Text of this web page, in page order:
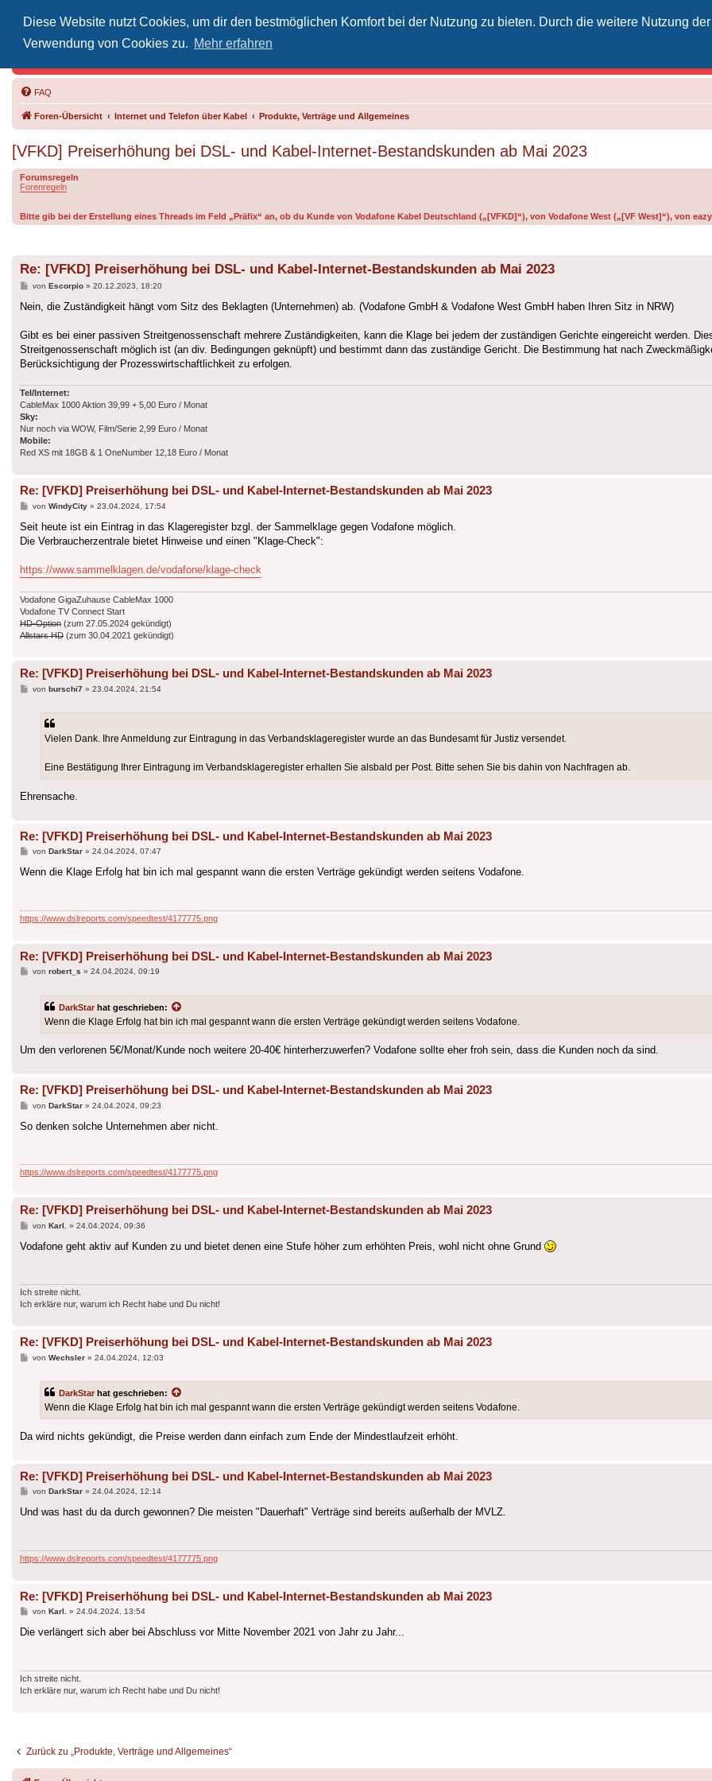
Diese Website nutzt Cookies, um dir den bestmöglichen Komfort bei der Nutzung zu bieten. Durch die weitere Nutzung
Verwendung von Cookies zu. Mehr erfahren
FAQ
Foren-Übersicht Internet und Telefon über Kabel Produkte, Verträge und Allgemeines
[VFKD] Preiserhöhung bei DSL- und Kabel-Internet-Bestandskunden ab Mai 2023
Forumsregeln
Forenregeln
Bitte gib bei der Erstellung eines Threads im Feld „Präfix“ an, ob du Kunde von Vodafone Kabel Deutschland („[VFKD]“), von Vodafone West („[VF West]“), von
Re: [VFKD] Preiserhöhung bei DSL- und Kabel-Internet-Bestandskunden ab Mai 2023
Beitrag
von Escorpio» 20.12.2023, 18:20
Nein, die Zuständigkeit hängt vom Sitz des Beklagten (Unternehmen) ab. (Vodafone GmbH & Vodafone West GmbH haben Ihren Sitz in NRW)
Gibt es bei einer passiven Streitgenossenschaft mehrere Zuständigkeiten, kann die Klage bei jedem der zuständigen Gerichte eingereicht werden.
Streitgenossenschaft möglich ist (an div. Bedingungen geknüpft) und bestimmt dann das zuständige Gericht. Die Bestimmung hat nach
Berücksichtigung der Prozesswirtschaftlichkeit zu erfolgen.
Tel/Internet:
CableMax 1000 Aktion 39,99 + 5,00 Euro / Monat
Sky:
Nur noch via WOW, Film/Serie 2,99 Euro / Monat
Mobile:
Red XS mit 18GB & 1 OneNumber 12,18 Euro / Monat
Re: [VFKD] Preiserhöhung bei DSL- und Kabel-Internet-Bestandskunden ab Mai 2023
Beitrag
von WindyCity» 23.04.2024, 17:54
Seit heute ist ein Eintrag in das Klageregister bzgl. der Sammelklage gegen Vodafone möglich.
Die Verbraucherzentrale bietet Hinweise und einen "Klage-Check":
https://www.sammelklagen.de/vodafone/klage-check
Vodafone GigaZuhause CableMax 1000
Vodafone TV Connect Start
HD-Option (zum 27.05.2024 gekündigt)
Allstars HD (zum 30.04.2021 gekündigt)
Re: [VFKD] Preiserhöhung bei DSL- und Kabel-Internet-Bestandskunden ab Mai 2023
Beitrag
von burschi7» 23.04.2024, 21:54
Vielen Dank. Ihre Anmeldung zur Eintragung in das Verbandsklageregister wurde an das Bundesamt für Justiz versendet.
Eine Bestätigung Ihrer Eintragung im Verbandsklageregister erhalten Sie alsbald per Post. Bitte sehen Sie bis dahin von Nachfragen ab.
Ehrensache.
Re: [VFKD] Preiserhöhung bei DSL- und Kabel-Internet-Bestandskunden ab Mai 2023
Beitrag
von DarkStar» 24.04.2024, 07:47
Wenn die Klage Erfolg hat bin ich mal gespannt wann die ersten Verträge gekündigt werden seitens Vodafone.
https://www.dslreports.com/speedtest/4177775.png
Re: [VFKD] Preiserhöhung bei DSL- und Kabel-Internet-Bestandskunden ab Mai 2023
Beitrag
von robert_s » 24.04.2024, 09:19
DarkStar hat geschrieben:
Wenn die Klage Erfolg hat bin ich mal gespannt wann die ersten Verträge gekündigt werden seitens Vodafone.
Um den verlorenen 5€/Monat/Kunde noch weitere 20-40€ hinterherzuwerfen? Vodafone sollte eher froh sein, dass die Kunden noch da sind.
Re: [VFKD] Preiserhöhung bei DSL- und Kabel-Internet-Bestandskunden ab Mai 2023
Beitrag
von DarkStar» 24.04.2024, 09:23
So denken solche Unternehmen aber nicht.
https://www.dslreports.com/speedtest/4177775.png
Re: [VFKD] Preiserhöhung bei DSL- und Kabel-Internet-Bestandskunden ab Mai 2023
Beitrag
von Karl. » 24.04.2024, 09:36
Vodafone geht aktiv auf Kunden zu und bietet denen eine Stufe höher zum erhöhten Preis, wohl nicht ohne Grund
Ich streite nicht.
Ich erkläre nur, warum ich Recht habe und Du nicht!
Re: [VFKD] Preiserhöhung bei DSL- und Kabel-Internet-Bestandskunden ab Mai 2023
Beitrag
von Wechsler» 24.04.2024, 12:03
DarkStar hat geschrieben:
Wenn die Klage Erfolg hat bin ich mal gespannt wann die ersten Verträge gekündigt werden seitens Vodafone.
Da wird nichts gekündigt, die Preise werden dann einfach zum Ende der Mindestlaufzeit erhöht.
Re: [VFKD] Preiserhöhung bei DSL- und Kabel-Internet-Bestandskunden ab Mai 2023
Beitrag
von DarkStar» 24.04.2024, 12:14
Und was hast du da durch gewonnen? Die meisten "Dauerhaft" Verträge sind bereits außerhalb der MVLZ.
https://www.dslreports.com/speedtest/4177775.png
Re: [VFKD] Preiserhöhung bei DSL- und Kabel-Internet-Bestandskunden ab Mai 2023
Beitrag
von Karl. » 24.04.2024, 13:54
Die verlängert sich aber bei Abschluss vor Mitte November 2021 von Jahr zu Jahr...
Ich streite nicht.
Ich erkläre nur, warum ich Recht habe und Du nicht!
Zurück zu „Produkte, Verträge und Allgemeines“